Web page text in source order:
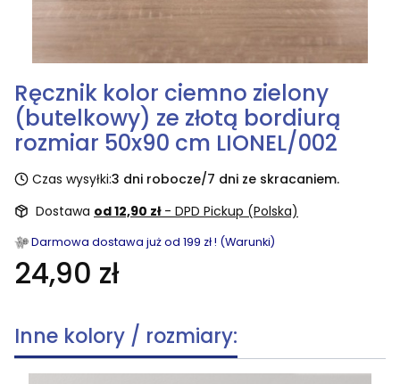
Ręcznik kolor ciemno zielony
(butelkowy) ze złotą bordiurą
rozmiar 50x90 cm LIONEL/002
Czas wysyłki:3 dni robocze/7 dni ze skracaniem.
Dostawa od 12,90 zł - DPD Pickup (Polska)
Darmowa dostawa już od 199 zł ! (Warunki)
24,90 zł
Inne kolory / rozmiary: